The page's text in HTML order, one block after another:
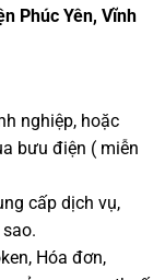
Phúc Yên, Vĩnh
nghiệp, hoặc
bưu điện ( miễn
cấp dịch vụ,
Hóa đơn,